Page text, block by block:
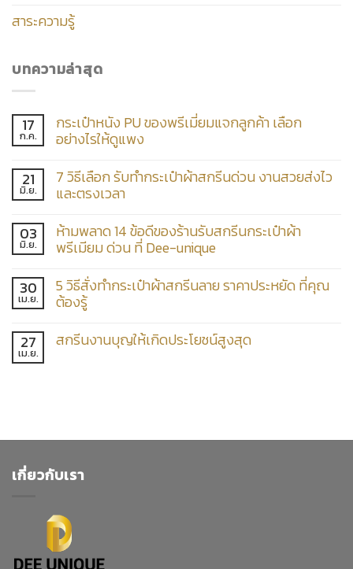
สาระความรู้
บทความล่าสุด
17
ก.ค.
กระเป๋าหนัง PU ของพรีเมี่ยมแจกลูกค้า เลือก
อย่างไรให้ดูแพง
21
มิ.ย.
7 วิธีเลือก รับทำกระเป๋าผ้าสกรีนด่วน งานสวยส่งไว
และตรงเวลา
03
มิ.ย.
ห้ามพลาด 14 ข้อดีของร้านรับสกรีนกระเป๋าผ้า
พรีเมียม ด่วน ที่ Dee-unique
30
เม.ย.
5 วิธีสั่งทำกระเป๋าผ้าสกรีนลาย ราคาประหยัด ที่คุณ
ต้องรู้
27
เม.ย.
สกรีนงานบุญให้เกิดประโยชน์สูงสุด
เกี่ยวกับเรา